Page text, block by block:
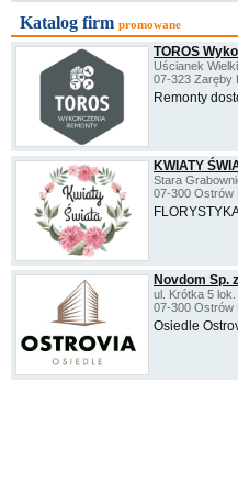
Katalog firm promowane
TOROS
Uścianek
07-323 Zaręby
Remonty
KWIATY
Stara
07-300 Ostrów
Novdom Sp.
ul. Krótka 5 lok.
07-300 Ostrów
Osiedle